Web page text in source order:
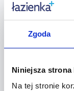
Zgoda
Niniejsza
Na tej stronie
Dodaj do
Cersanit Moduo